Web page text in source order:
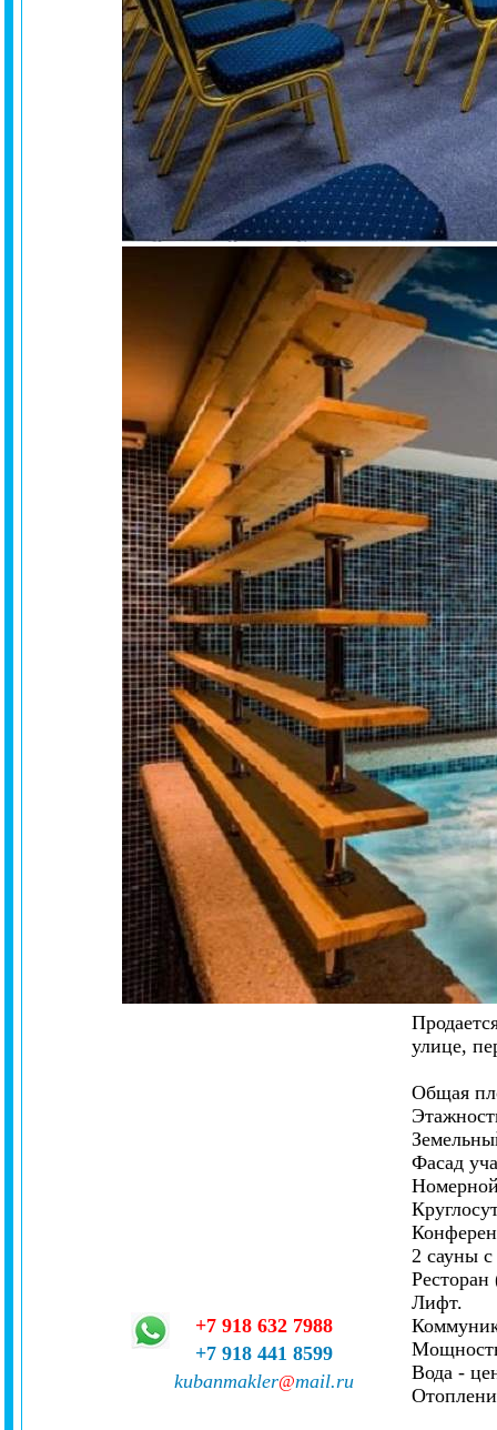
+7 918 632 7988
+7 918 441 8599
kubanmakler@mail.ru
улице,
Общая
Фасад
2 сауны
Лифт.
Вода -